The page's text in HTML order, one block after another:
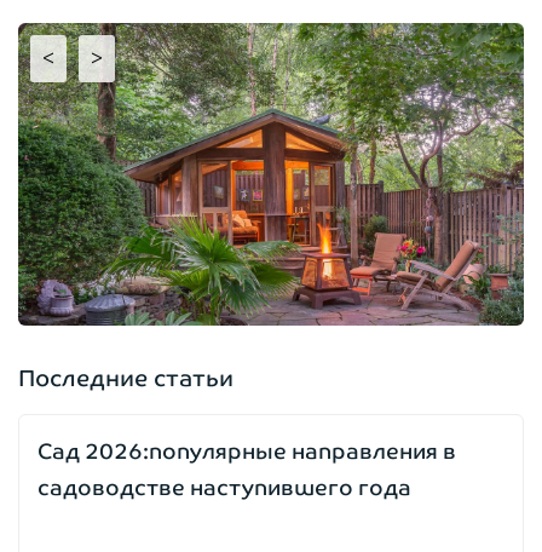
< >
Последние статьи
Сад 2026:популярные направления в
садоводстве наступившего года